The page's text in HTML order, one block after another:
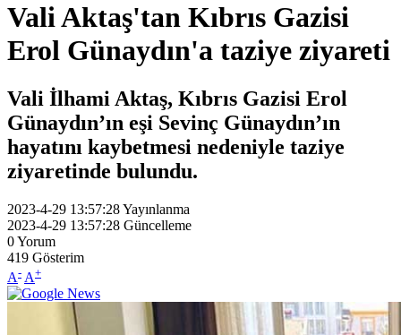
Vali Aktaş'tan Kıbrıs Gazisi
Erol Günaydın'a taziye ziyareti
Vali İlhami Aktaş, Kıbrıs Gazisi Erol
Günaydın’ın eşi Sevinç Günaydın’ın
hayatını kaybetmesi nedeniyle taziye
ziyaretinde bulundu.
2023-4-29 13:57:28Yayınlanma
2023-4-29 13:57:28 Güncelleme
0Yorum
419 Gösterim
A- A+